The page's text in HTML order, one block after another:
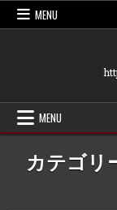
Skip
MENU
MENU
カテゴリ